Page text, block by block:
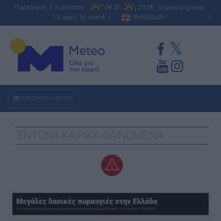
Παρασκευή 7 Αυγούστου 06:32
20:28 - Διάρκεια ημέρας:
13 ώρες, 55 λεπτά |
IN ENGLISH A
ΚΕΝΤΡΙΚΟ ΜΕΝΟΥ
ΕΝΤΟΝΑ ΚΑΙΡΙΚΑ ΦΑΙΝΟΜΕΝΑ